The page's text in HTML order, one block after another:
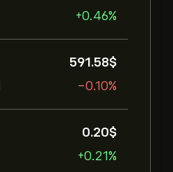
+0.46%
591.58‎$‎
-0.10%
0.20‎$‎
+0.21%